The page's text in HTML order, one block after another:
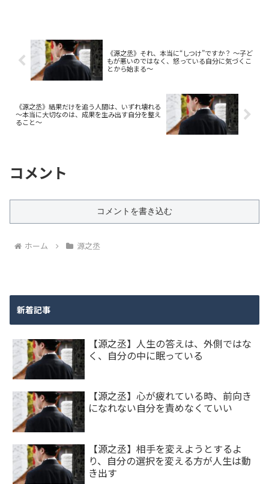
《源之丞》それ、本当に“しつけ”ですか？ 〜子ど
もが悪いのではなく、怒っている自分に気づくこ
とから始まる～
《源之丞》結果だけを追う人間は、いずれ壊れる
〜本当に大切なのは、成果を生み出す自分を整え
ること〜
コメント
コメントを書き込む
ホーム 源之丞
新着記事
【源之丞】人生の答えは、外側ではな
く、自分の中に眠っている
【源之丞】心が疲れている時、前向き
になれない自分を責めなくていい
【源之丞】相手を変えようとするよ
り、自分の選択を変える方が人生は動
き出す